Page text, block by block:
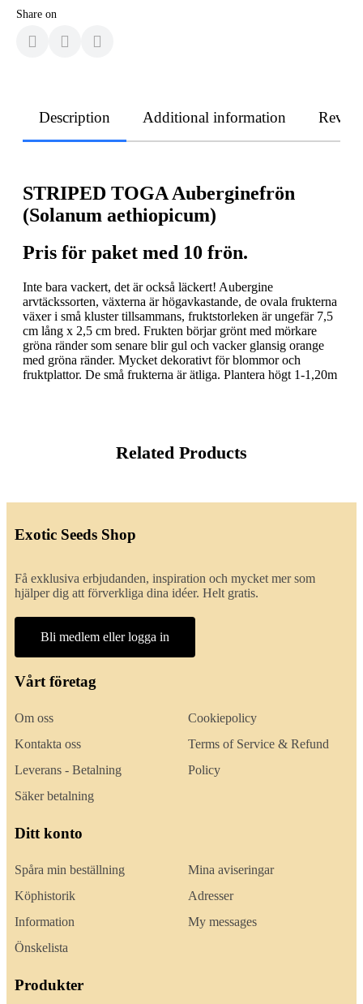
Share on
Description Additional information
STRIPED TOGA Auberginefrön
(Solanum aethiopicum)
Pris för paket med 10 frön.
Inte bara vackert, det är också läckert! Aubergine
arvtäckssorten, växterna är högavkastande, de ovala frukterna
växer i små kluster tillsammans, fruktstorleken är ungefär 7,5
cm lång x 2,5 cm bred. Frukten börjar grönt med mörkare
gröna ränder som senare blir gul och vacker glansig orange
med gröna ränder. Mycket dekorativt för blommor och
fruktplattor. De små frukterna är ätliga. Plantera högt 1-1,20m
Related Products
Exotic Seeds Shop
Få exklusiva erbjudanden, inspiration och mycket mer som
hjälper dig att förverkliga dina idéer. Helt gratis.
Bli medlem eller logga in
Vårt företag
Om oss
Kontakta oss
Leverans - Betalning
Säker betalning
Cookiepolicy
Terms of Service & Refund
Policy
Ditt konto
Spåra min beställning
Köphistorik
Information
Önskelista
Mina aviseringar
Adresser
My messages
Produkter